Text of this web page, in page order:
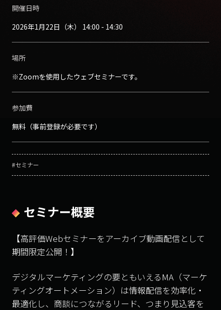
開催日時
2026年1月22日（木） 14:00 - 14:30
場所
※Zoomを使用したウェブセミナーです。
参加費
無料（事前登録が必要です）
#セミナー
セミナー概要
【高評価Webセミナーをアーカイブ動画配信として
期間限定公開！】
デジタルマーケティングの要ともいえるMA（マーケ
ティングオートメーション）は情報配信を効率化・
最適化し、商談につながるリード、つまり見込客を